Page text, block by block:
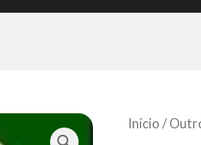
Início /